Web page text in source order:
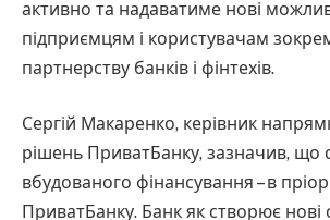
активно та надаватиме нові
підприємцям і користувачам
партнерству банків і фінтехів.
Сергій Макаренко, керівник
рішень ПриватБанку, зазначив, що
вбудованого фінансування – в
ПриватБанку. Банк як створює нові